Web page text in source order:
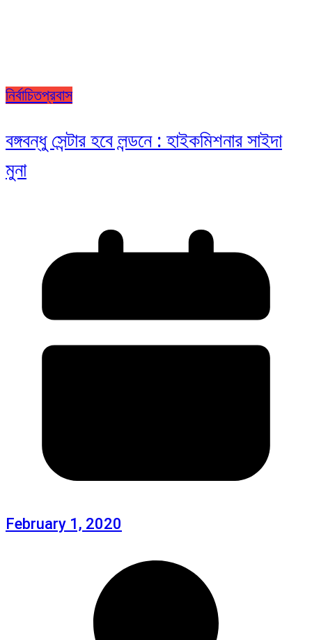
নির্বাচিতপ্রবাস
বঙ্গবন্ধু সেন্টার হবে লন্ডনে : হাইকমিশনার সাইদা
মুনা
February 1, 2020